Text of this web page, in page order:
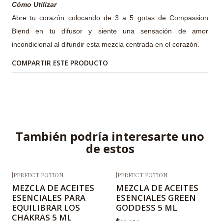
Cómo Utilizar
Abre tu corazón colocando de 3 a 5 gotas de Compassion
Blend en tu difusor y siente una sensación de amor
incondicional al difundir esta mezcla centrada en el corazón.
COMPARTIR ESTE PRODUCTO
También podría interesarte uno
de estos
|PERFECT POTION
MEZCLA DE ACEITES
ESENCIALES PARA
EQUILIBRAR LOS
CHAKRAS 5 ML
|PERFECT POTION
MEZCLA DE ACEITES
ESENCIALES GREEN
GODDESS 5 ML